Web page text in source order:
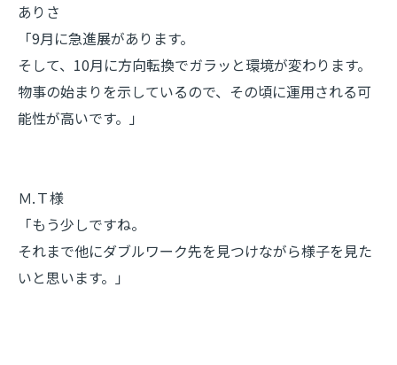
ありさ
「9月に急進展があります。
そして、10月に方向転換でガラッと環境が変わります。
物事の始まりを示しているので、その頃に運用される可
能性が高いです。」
Ｍ.Ｔ様
「もう少しですね。
それまで他にダブルワーク先を見つけながら様子を見た
いと思います。」